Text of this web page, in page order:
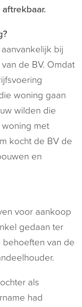
bij
de BV. Omdat
woning gaan
wilden die
met
kocht de BV de
en
voor aankoop
gedaan ter
van de
als
had